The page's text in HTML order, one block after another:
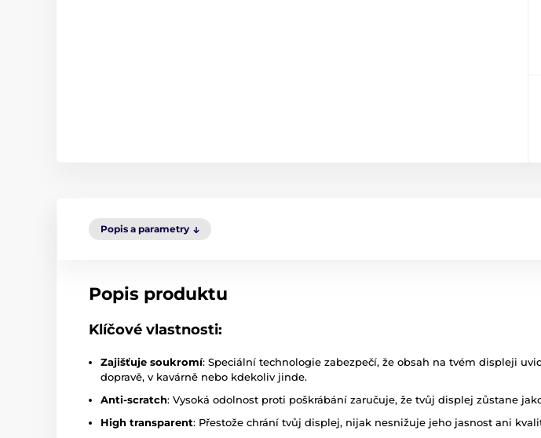
Popis a parametry
Popis produktu
Klíčové vlastnosti:
Zajišťuje soukromí: Speciální technologie zabezpečí, že obsah na tvém displeji
dopravě, v kavárně nebo kdekoliv jinde.
Anti-scratch: Vysoká odolnost proti poškrábání zaručuje, že tvůj displej zůstane
High transparent: Přestože chrání tvůj displej, nijak nesnižuje jeho jasnost ani